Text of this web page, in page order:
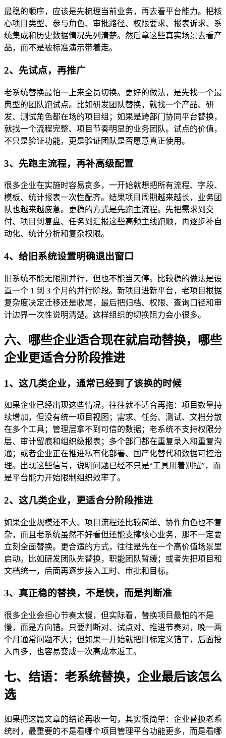
最稳的顺序，应该是先梳理当前业务，再去看平台能力。把核
心项目类型、参与角色、审批路径、权限要求、报表诉求、系
统集成和历史数据情况先列清楚。然后拿这些真实场景去看产
品，而不是被标准演示带着走。
2、先试点，再推广
老系统替换最怕一上来全员切换。更好的做法，是先找一个最
典型的团队跑试点。比如研发团队替换，就找一个产品、研
发、测试角色都在场的项目组；如果是跨部门协同平台替换，
就找一个流程完整、项目节奏明显的业务团队。试点的价值，
不只是验证功能，更是验证团队是否愿意真正使用。
3、先跑主流程，再补高级配置
很多企业在实施时容易贪多，一开始就想把所有流程、字段、
模板、统计报表一次性配齐。结果项目周期越来越长，业务团
队也越来越疲惫。更稳的方式是先跑主流程。先把需求到交
付、项目到复盘、任务到汇报这些高频主线跑顺，再逐步补自
动化、统计分析和复杂权限。
4、给旧系统设置明确退出窗口
旧系统不能无限期并行，但也不能当天停。比较稳的做法是设
置一个 1 到 3 个月的并行阶段。新项目进新平台，老项目根据
复杂度决定迁移还是收尾，最后把归档、权限、查询口径和审
计边界一次性说明清楚。这样组织的切换阻力会小很多。
六、哪些企业适合现在就启动替换，哪些
企业更适合分阶段推进
1、这几类企业，通常已经到了该换的时候
如果企业已经出现这些情况，往往就不适合再拖：项目数量持
续增加，但没有统一项目视图；需求、任务、测试、文档分散
在多个工具；管理层拿不到可信的数据；老系统不支持权限分
层、审计留痕和组织级报表；多个部门都在重复录入和重复沟
通；或者企业正在推进私有化部署、国产化替代和数据可控治
理。出现这些信号，说明问题已经不只是“工具用着别扭”，而
是平台能力开始限制组织效率了。
2、这几类企业，更适合分阶段推进
如果企业规模还不大、项目流程还比较简单、协作角色也不复
杂，而且老系统虽然不好看但还能支撑核心业务，那不一定要
立刻全面替换。更合适的方式，往往是先在一个高价值场景里
启动。比如研发团队先替换，职能团队暂缓；或者先把项目和
文档统一，后面再逐步接入工时、审批和目标。
3、真正稳的替换，不是快，而是判断准
很多企业会担心节奏太慢，但实际看，替换项目最怕的不是
慢，而是方向错。只要判断对、试点对、推进节奏对，晚一两
个月通常问题不大；但如果一开始就把目标定义错了，后面投
入再多，也容易变成一次高成本返工。
七、结语：老系统替换，企业最后该怎么
选
如果把这篇文章的结论再收一句，其实很简单：企业替换老系
统时，最重要的不是看哪个项目管理平台功能更多，而是看哪